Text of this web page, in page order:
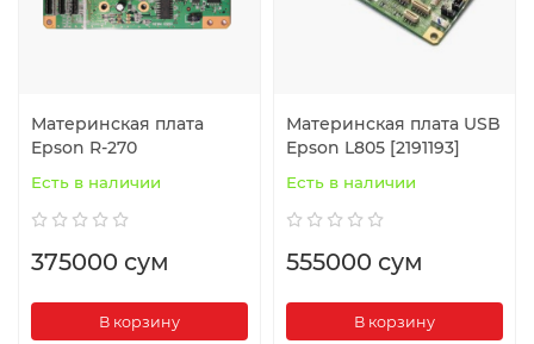
Материнская плата
Epson R-270
Есть в наличии
375000 сум
В корзину
Материнская плата USB
Epson L805 [2191193]
Есть в наличии
555000 сум
В корзину